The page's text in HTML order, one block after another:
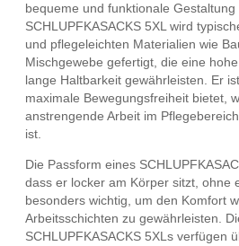
bequeme und funktionale Gestaltung
SCHLUPFKASACKS 5XL wird
und pflegeleichten Materialien wie
Mischgewebe gefertigt, die eine
lange Haltbarkeit gewährleisten. Er
maximale Bewegungsfreiheit bietet,
anstrengende Arbeit im
ist.
Die Passform eines
dass er locker am Körper sitzt, ohne
besonders wichtig, um den Komfort
Arbeitsschichten zu gewährleisten.
SCHLUPFKASACKS 5XLs verfügen